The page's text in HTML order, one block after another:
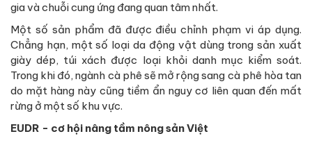
gia và chuỗi cung ứng đang quan tâm nhất.
Một số sản phẩm đã được điều chỉnh phạm vi áp dụng.
Chẳng hạn, một số loại da động vật dùng trong sản xuất
giày dép, túi xách được loại khỏi danh mục kiểm soát.
Trong khi đó, ngành cà phê sẽ mở rộng sang cà phê hòa tan
do mặt hàng này cũng tiềm ẩn nguy cơ liên quan đến mất
rừng ở một số khu vực.
EUDR - cơ hội nâng tầm nông sản Việt